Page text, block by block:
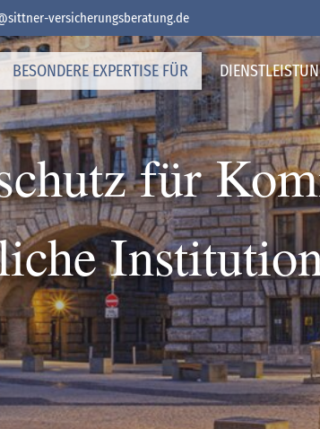
versicherungsberatung.de
BESONDERE EXPERTISE FÜR
für